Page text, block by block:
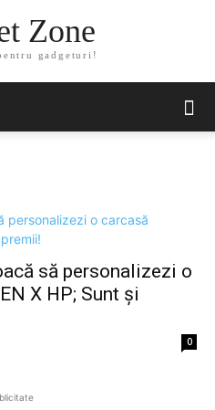
Zone
gadgeturi!
să personalizezi o
X HP; Sunt şi
0